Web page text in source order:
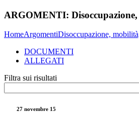
ARGOMENTI:
HomeArgomentiDisoccupazione,
DOCUMENTI
ALLEGATI
Filtra sui risultati
27 novembre 15